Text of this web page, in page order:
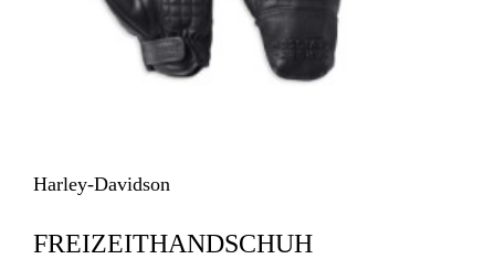
Harley-Davidson
FREIZEITHANDSCHUH